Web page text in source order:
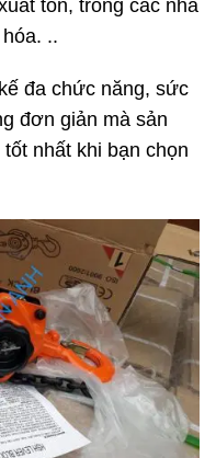
tôn, trong các nhà
..
đa chức năng, sức
đơn giản mà sản
nhất khi bạn chọn